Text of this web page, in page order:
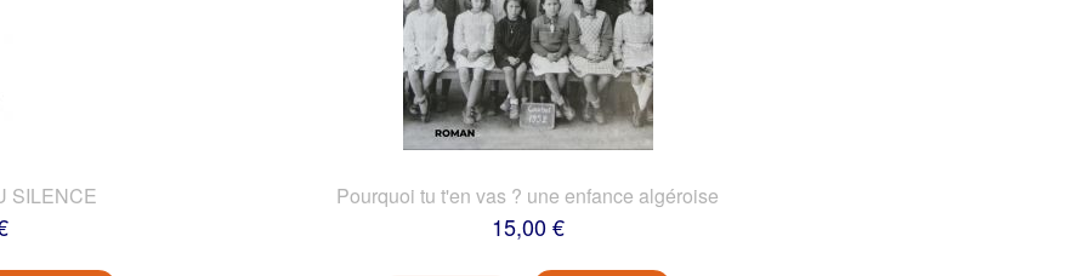
SILENCE Pourquoi tu t'en vas ? une enfance algéroise
15,00 €